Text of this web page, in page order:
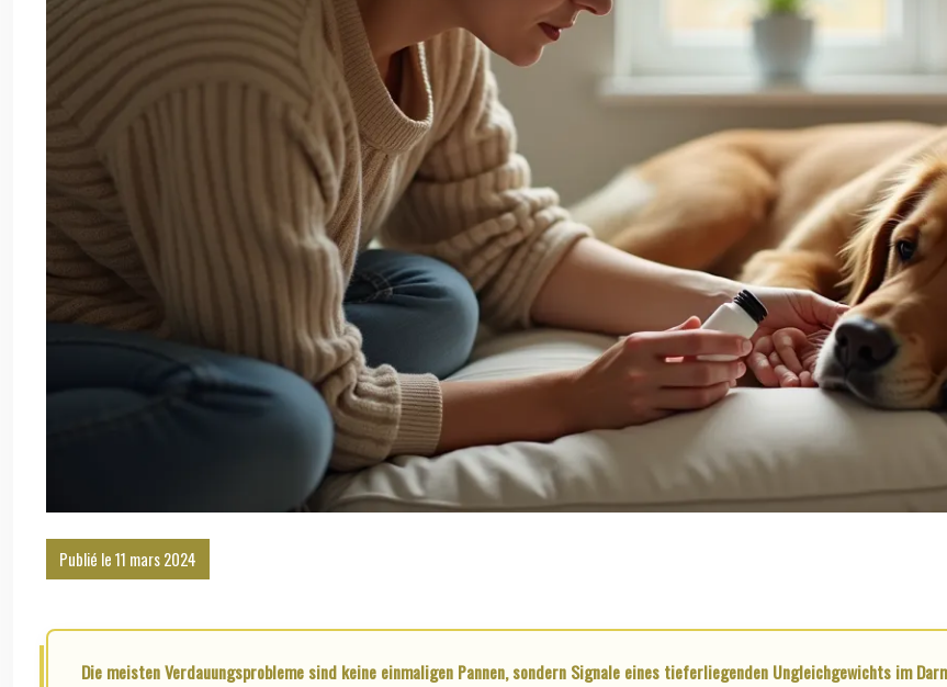
Publié le 11 mars 2024
Die meisten Verdauungsprobleme sind keine einmaligen Pannen, sondern Signale eines tieferliegenden Ungleichgewichts im